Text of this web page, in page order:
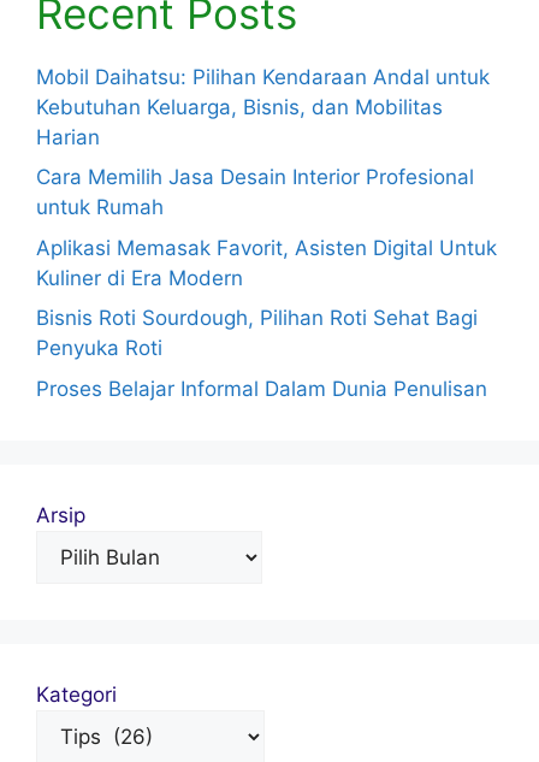
Recent Posts
Mobil Daihatsu: Pilihan Kendaraan Andal untuk
Kebutuhan Keluarga, Bisnis, dan Mobilitas
Harian
Cara Memilih Jasa Desain Interior Profesional
untuk Rumah
Aplikasi Memasak Favorit, Asisten Digital Untuk
Kuliner di Era Modern
Bisnis Roti Sourdough, Pilihan Roti Sehat Bagi
Penyuka Roti
Proses Belajar Informal Dalam Dunia Penulisan
Arsip
Kategori